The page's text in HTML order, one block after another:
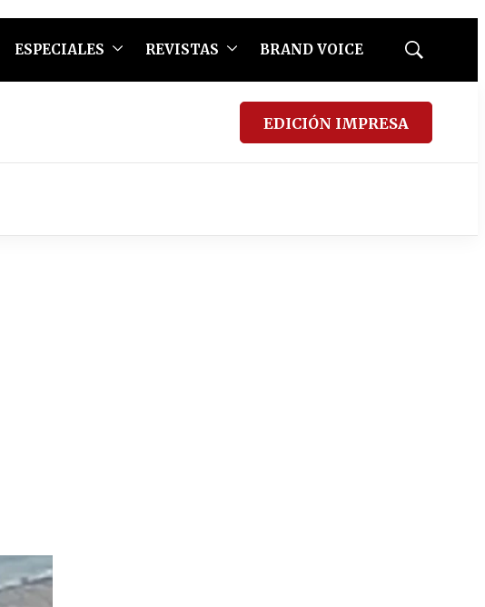
ESPECIALES REVISTAS BRAND VOICE
Mostrar
EDICIÓN IMPRESA